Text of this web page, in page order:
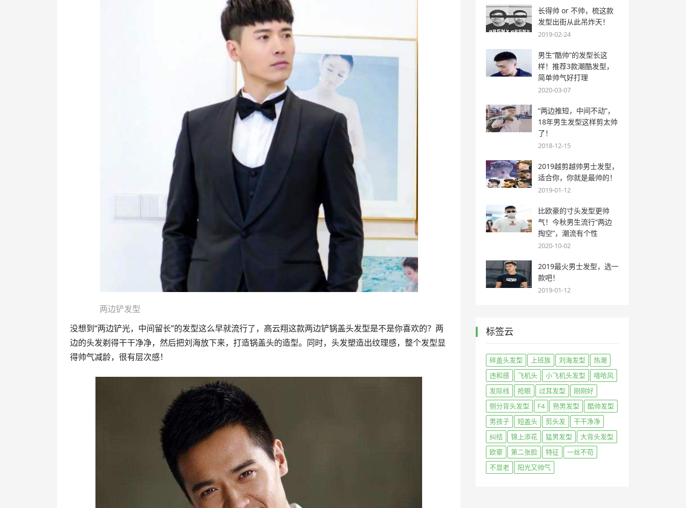
两边铲发型
没想到“两边铲光，中间留长”的发型这么早就流行了，高云翔这款两边铲锅盖头发型是不是你喜欢的？两
边的头发剃得干干净净，然后把刘海放下来，打造锅盖头的造型。同时，头发塑造出纹理感，整个发型显
得帅气减龄，很有层次感！
长得帅 or 不帅，梳这款
发型出街从此吊炸天！
2019-02-24
男生“酷帅”的发型长这
样！推荐3款潮酷发型，
简单帅气好打理
2020-03-07
“两边推短，中间不动”，
18年男生发型这样剪太帅
了！
2018-12-15
2019越剪越帅男士发型，
适合你，你就是最帅的！
2019-01-12
比欧豪的寸头发型更帅
气！今秋男生流行“两边
掏空”，潮流有个性
2020-10-02
2019最火男士发型，选一
款吧！
2019-01-12
标签云
碎盖头发型 上班族 刘海发型
热潮
违和感
飞机头 小飞机头发型
嘻哈风
发际线
抢眼 过耳发型
刚刚好
侧分背头发型
F4 熟男发型
酷帅发型
男孩子
短盖头 剪头发
干干净净
纠结
锦上添花 猛男发型
大背头发型
欧豪
第二张脸 特征
一丝不苟
不显老
阳光又帅气